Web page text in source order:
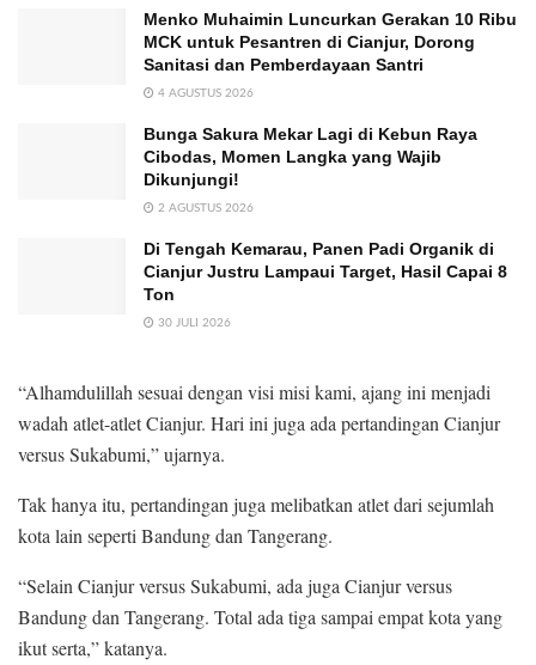
Menko Muhaimin Luncurkan Gerakan 10 Ribu
MCK untuk Pesantren di Cianjur, Dorong
Sanitasi dan Pemberdayaan Santri
4 AGUSTUS 2026
Bunga Sakura Mekar Lagi di Kebun Raya
Cibodas, Momen Langka yang Wajib
Dikunjungi!
2 AGUSTUS 2026
Di Tengah Kemarau, Panen Padi Organik di
Cianjur Justru Lampaui Target, Hasil Capai 8
Ton
30 JULI 2026
“Alhamdulillah sesuai dengan visi misi kami, ajang ini menjadi
wadah atlet-atlet Cianjur. Hari ini juga ada pertandingan Cianjur
versus Sukabumi,” ujarnya.
Tak hanya itu, pertandingan juga melibatkan atlet dari sejumlah
kota lain seperti Bandung dan Tangerang.
“Selain Cianjur versus Sukabumi, ada juga Cianjur versus
Bandung dan Tangerang. Total ada tiga sampai empat kota yang
ikut serta,” katanya.